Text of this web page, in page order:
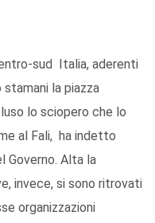
sud Italia, aderenti
la piazza
lo sciopero che lo
al Fali, ha indetto
Governo. Alta la
invece, si sono ritrovati
organizzazioni